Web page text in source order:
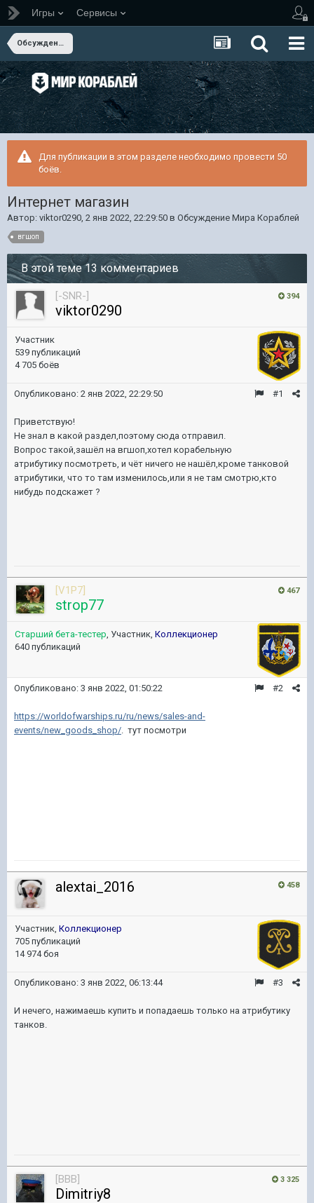
Игры Сервисы
Обсуждение Мира Кораблей
Для публикации в этом разделе необходимо провести 50
боёв.
Интернет магазин
Автор: viktor0290, 2 янв 2022, 22:29:50 в Обсуждение Мира Кораблей
вгшоп
В этой теме 13 комментариев
394
[-SNR-]
viktor0290
Участник
539 публикаций
4 705 боёв
#1
Опубликовано: 2 янв 2022, 22:29:50
Приветствую!
Не знал в какой раздел,поэтому сюда отправил.
Вопрос такой,зашёл на вгшоп,хотел корабельную
атрибутику посмотреть, и чёт ничего не нашёл,кроме танковой
атрибутики, что то там изменилось,или я не там смотрю,кто
нибудь подскажет ?
467
[V1P7]
strop77
Старший бета-тестер , Участник, Коллекционер
640 публикаций
#2
Опубликовано: 3 янв 2022, 01:50:22
https://worldofwarships.ru/ru/news/sales-and-
events/new_goods_shop/ . тут посмотри
458
alextai_2016
Участник, Коллекционер
705 публикаций
14 974 боя
#3
Опубликовано: 3 янв 2022, 06:13:44
И нечего, нажимаешь купить и попадаешь только на атрибутику
танков.
3 325
[BBB]
Dimitriy8